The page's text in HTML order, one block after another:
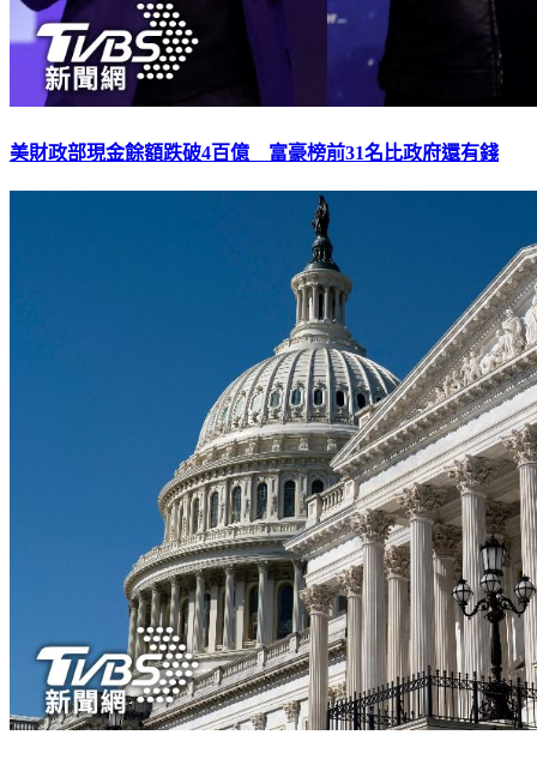
美財政部現金餘額跌破4百億 富豪榜前31名比政府還有錢